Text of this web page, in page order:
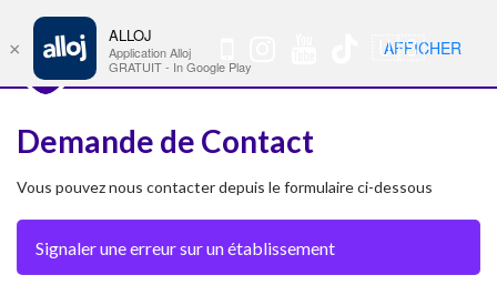
🇺🇸 Nav
Demande de Contact
Vous pouvez nous contacter depuis le formulaire ci-dessous
×
ALLOJ
Application Alloj
GRATUIT - In Google Play
AFFICHER